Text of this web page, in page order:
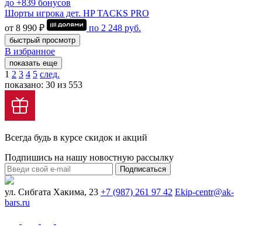
до +839 бонусов
Шорты игрока дет. HP TACKS PRO
от 8 990 ₽
по 2 248 руб.
быстрый просмотр
В избранное
показать еще
1 2 3 4 5 след.
показано: 30 из 553
Всегда будь в курсе скидок и акций
Подпишись на нашу новостную рассылку
Подписаться
ул. Сибгата Хакима, 23 +7 (987) 261 97 42 Ekip-centr@ak-
bars.ru